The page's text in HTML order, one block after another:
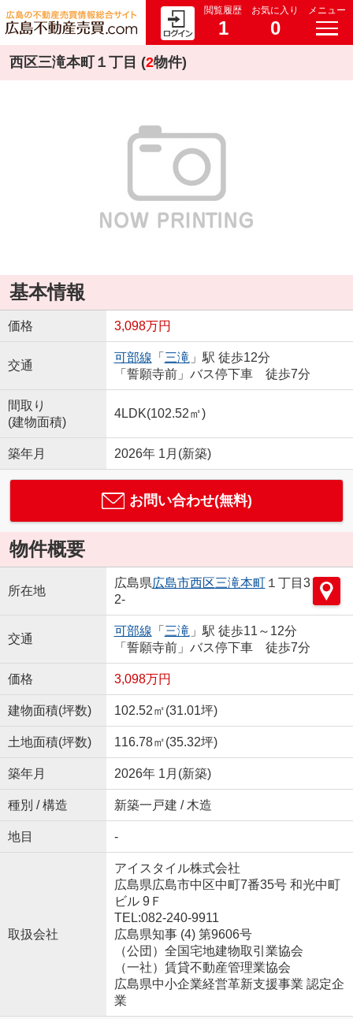
閲覧履歴
1
お気に入り
0
メニュー
西区三滝本町１丁目 (2物件)
基本情報
価格 3,098万円
交通
可部線 「 三滝 」駅 徒歩12分
「誓願寺前」バス停下車 徒歩7分
間取り
(建物面積)
4LDK(102.52㎡)
築年月 2026年 1月(新築)
お問い合わせ(無料)
物件概要
所在地
広島県広島市西区三滝本町１丁目3
2-
交通
可部線 「 三滝 」駅 徒歩11～12分
「誓願寺前」バス停下車 徒歩7分
価格 3,098万円
建物面積(坪数) 102.52㎡(31.01坪)
土地面積(坪数) 116.78㎡(35.32坪)
築年月 2026年 1月(新築)
種別 / 構造 新築一戸建 / 木造
地目 -
取扱会社
アイスタイル株式会社
広島県広島市中区中町7番35号 和光中町
ビル 9Ｆ
TEL:082-240-9911
広島県知事 (4) 第9606号
（公団）全国宅地建物取引業協会
（一社）賃貸不動産管理業協会
広島県中小企業経営革新支援事業 認定企
業